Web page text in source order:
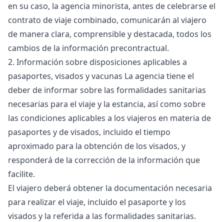
en su caso, la agencia minorista, antes de celebrarse el
contrato de viaje combinado, comunicarán al viajero
de manera clara, comprensible y destacada, todos los
cambios de la información precontractual.
2. Información sobre disposiciones aplicables a
pasaportes, visados y vacunas La agencia tiene el
deber de informar sobre las formalidades sanitarias
necesarias para el viaje y la estancia, así como sobre
las condiciones aplicables a los viajeros en materia de
pasaportes y de visados, incluido el tiempo
aproximado para la obtención de los visados, y
responderá de la corrección de la información que
facilite.
El viajero deberá obtener la documentación necesaria
para realizar el viaje, incluido el pasaporte y los
visados y la referida a las formalidades sanitarias.